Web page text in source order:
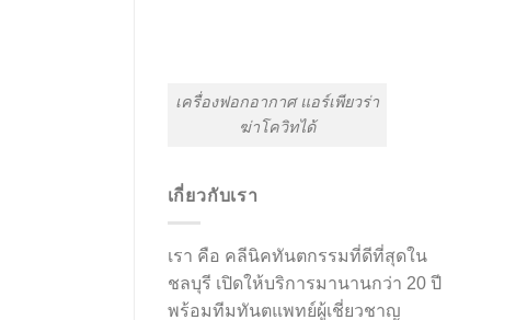
เครื่องฟอกอากาศ แอร์เพียวร่า
ฆ่าโควิทได้
เกี่ยวกับเรา
เรา คือ คลีนิคทันตกรรมที่ดีที่สุดใน
ชลบุรี เปิดให้บริการมานานกว่า 20 ปี
พร้อมทีมทันตแพทย์ผู้เชี่ยวชาญ